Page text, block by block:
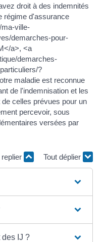
droit à des indemnités
régime d'assurance
ma-ville-
demarches-pour-
a>, <a
demarches-
?
maladie est reconnue
de l'indemnisation et les
celles prévues pour un
percevoir, sous
versées par
replier Tout déplier
IJ ?